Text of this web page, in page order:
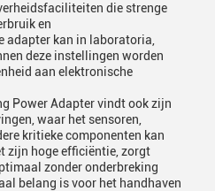
die strenge
en
adapter kan in laboratoria,
deze instellingen worden
aan elektronische
Power Adapter vindt ook zijn
waar het sensoren,
kritieke componenten kan
zijn hoge efficiëntie, zorgt
zonder onderbreking
belang is voor het handhaven